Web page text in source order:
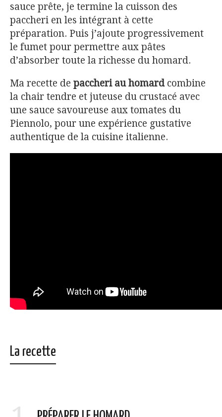
sauce prête, je termine la cuisson des
paccheri en les intégrant à cette
préparation. Puis j’ajoute progressivement
le fumet pour permettre aux pâtes
d’absorber toute la richesse du homard.
Ma recette de paccheri au homardcombine
la chair tendre et juteuse du crustacé avec
une sauce savoureuse aux tomates du
Piennolo, pour une expérience gustative
authentique de la cuisine italienne.
La recette